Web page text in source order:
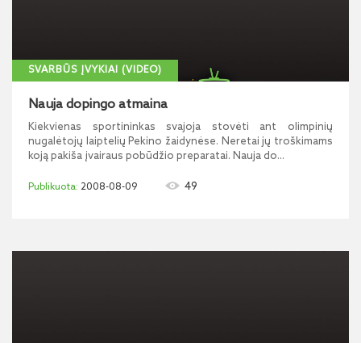
SVARBŪS ĮVYKIAI (VIDEO)
Nauja dopingo atmaina
Kiekvienas sportininkas svajoja stovėti ant olimpinių
nugalėtojų laiptelių Pekino žaidynėse. Neretai jų troškimams
koją pakiša įvairaus pobūdžio preparatai. Nauja do...
2008-08-09 49